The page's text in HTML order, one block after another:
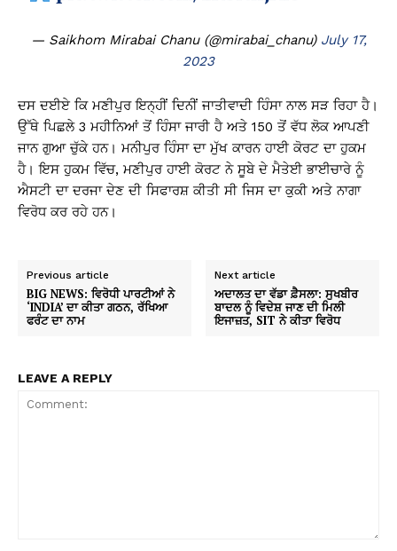
— Saikhom Mirabai Chanu (@mirabai_chanu) July 17,
2023
ਦਸ ਦਈਏ ਕਿ ਮਣੀਪੁਰ ਇਨ੍ਹੀਂ ਦਿਨੀਂ ਜਾਤੀਵਾਦੀ ਹਿੰਸਾ ਨਾਲ ਸੜ ਰਿਹਾ ਹੈ।
ਉੱਥੇ ਪਿਛਲੇ 3 ਮਹੀਨਿਆਂ ਤੋਂ ਹਿੰਸਾ ਜਾਰੀ ਹੈ ਅਤੇ 150 ਤੋਂ ਵੱਧ ਲੋਕ ਆਪਣੀ
ਜਾਨ ਗੁਆ ​​ਚੁੱਕੇ ਹਨ। ਮਨੀਪੁਰ ਹਿੰਸਾ ਦਾ ਮੁੱਖ ਕਾਰਨ ਹਾਈ ਕੋਰਟ ਦਾ ਹੁਕਮ
ਹੈ। ਇਸ ਹੁਕਮ ਵਿੱਚ, ਮਣੀਪੁਰ ਹਾਈ ਕੋਰਟ ਨੇ ਸੂਬੇ ਦੇ ਮੈਤੇਈ ਭਾਈਚਾਰੇ ਨੂੰ
ਐਸਟੀ ਦਾ ਦਰਜਾ ਦੇਣ ਦੀ ਸਿਫਾਰਸ਼ ਕੀਤੀ ਸੀ ਜਿਸ ਦਾ ਕੁਕੀ ਅਤੇ ਨਾਗਾ
ਵਿਰੋਧ ਕਰ ਰਹੇ ਹਨ।
Previous article
BIG NEWS: ਵਿਰੋਧੀ ਪਾਰਟੀਆਂ ਨੇ
‘INDIA’ ਦਾ ਕੀਤਾ ਗਠਨ, ਰੱਖਿਆ
ਫਰੰਟ ਦਾ ਨਾਮ
Next article
ਅਦਾਲਤ ਦਾ ਵੱਡਾ ਫ਼ੈਸਲਾ: ਸੁਖਬੀਰ
ਬਾਦਲ ਨੂੰ ਵਿਦੇਸ਼ ਜਾਣ ਦੀ ਮਿਲੀ
ਇਜਾਜ਼ਤ, SIT ਨੇ ਕੀਤਾ ਵਿਰੋਧ
LEAVE A REPLY